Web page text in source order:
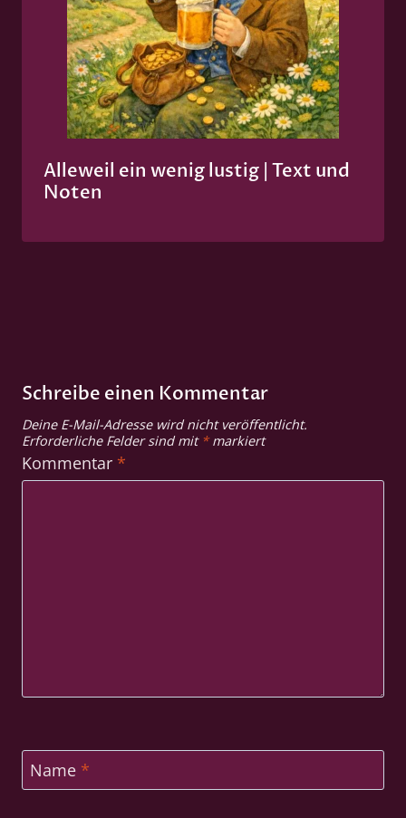
Alleweil ein wenig lustig | Text und
Noten
Schreibe einen Kommentar
Deine E-Mail-Adresse wird nicht veröffentlicht.
Erforderliche Felder sind mit *markiert
Kommentar *
Name *